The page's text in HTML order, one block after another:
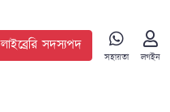
লাইব্রেরি সদস্যপদ
সহায়তা লগইন